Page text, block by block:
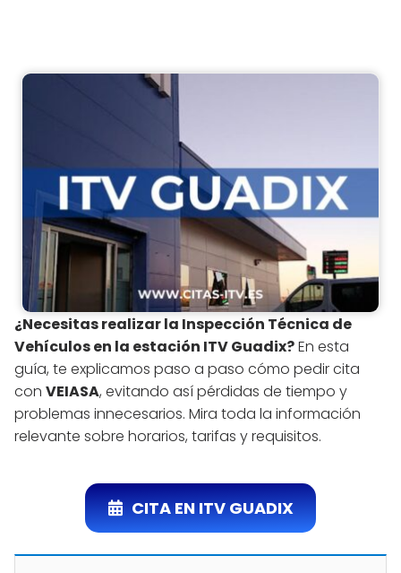
¿Necesitas realizar la Inspección Técnica de
Vehículos en la estación ITV Guadix?En esta
guía, te explicamos paso a paso cómo pedir cita
con VEIASA, evitando así pérdidas de tiempo y
problemas innecesarios. Mira toda la información
relevante sobre horarios, tarifas y requisitos.
CITA EN ITV GUADIX